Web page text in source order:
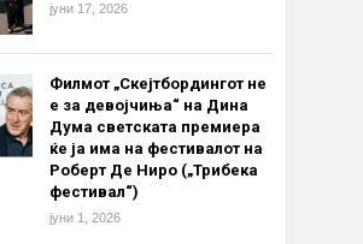
јуни 17, 2026
Филмот „Скејтбордингот не
е за девојчиња“ на Дина
Дума светската премиера
ќе ја има на фестивалот на
Роберт Де Ниро („Трибека
фестивал“)
јуни 1, 2026